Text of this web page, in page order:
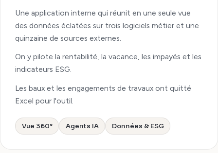
Une application interne qui réunit en une seule vue
des données éclatées sur trois logiciels métier et une
quinzaine de sources externes.
On y pilote la rentabilité, la vacance, les impayés et les
indicateurs ESG.
Les baux et les engagements de travaux ont quitté
Excel pour l'outil.
Vue 360° Agents IA Données & ESG